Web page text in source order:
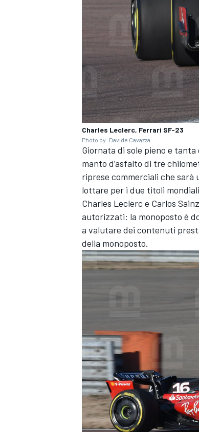
Charles Leclerc, Ferrari SF-23
Photo by: Davide Cavazza
Giornata di sole pieno e
manto d’asfalto di tre
riprese commerciali che sarà
lottare per i due titoli
Charles Leclerc e Carlos
autorizzati: la monoposto è
a valutare dei contenuti
della monoposto.